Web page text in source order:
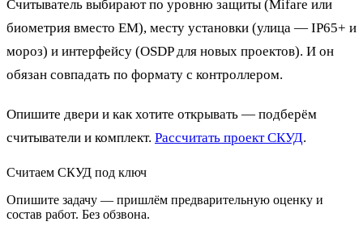
Считыватель выбирают по уровню защиты (Mifare или
биометрия вместо EM), месту установки (улица — IP65+ и
мороз) и интерфейсу (OSDP для новых проектов). И он
обязан совпадать по формату с контроллером.
Опишите двери и как хотите открывать — подберём
считыватели и комплект. Рассчитать проект СКУД.
Считаем СКУД под ключ
Опишите задачу — пришлём предварительную оценку и
состав работ. Без обзвона.